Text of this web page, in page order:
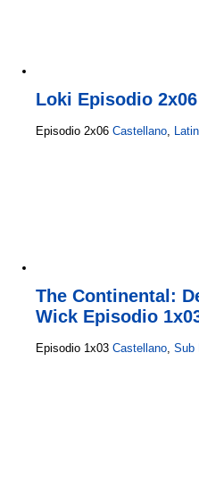
Loki Episodio 2x06
Episodio 2x06 Castellano,
The Continental:
Wick Episodio
Episodio 1x03 Castellano, Sub